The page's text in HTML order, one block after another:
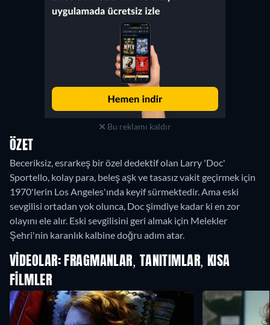
Bu reklamı kaldır
ÖZET
Beceriksiz, esrarkeş bir özel dedektif olan Larry 'Doc'
Sportello, kolay para, beleş aşk ve tasasız vakit geçirmek için
1970'lerin Los Angeles'ında keyif sürmektedir. Ama eski
sevgilisi ortadan yok olunca, Doc şimdiye kadar ki en zor
olayını ele alır. Eski sevgilisini geri almak için Melekler
Şehri'nin karanlık kalbine doğru adım atar.
VIDEOLAR: FRAGMANLAR, TANITIMLAR, KISA
FILMLER